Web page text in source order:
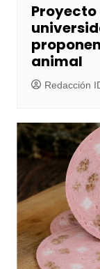
animal
Redacción